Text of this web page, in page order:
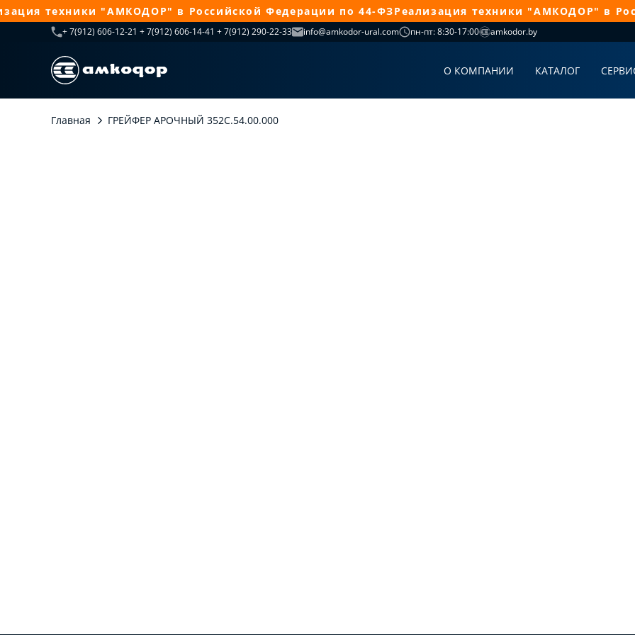
техники "АМКОДОР" в Российской Федерации по 44-ФЗРеализация техники "АМКОДОР" в
+ 7(912) 606-12-21 + 7(912) 606-14-41 + 7(912) 290-22-33 info@amkodor-ural.com пн-пт: 8:30-17:00 amkodor.by
О КОМПАНИИ КАТАЛОГ
Главная ГРЕЙФЕР АРОЧНЫЙ 352С.54.00.000